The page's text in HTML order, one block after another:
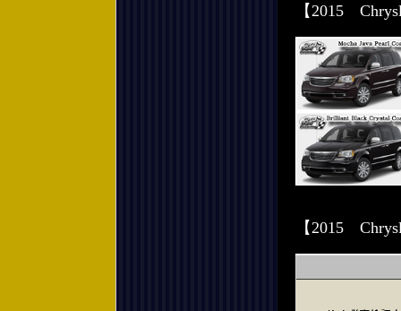
【2015
【2015